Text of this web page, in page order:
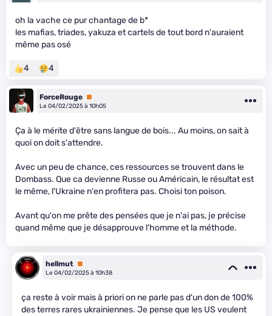
oh la vache ce pur chantage de b*
les mafias, triades, yakuza et cartels de tout bord n'auraient
même pas osé
4 4
ForceRouge Premium
Le 04/02/2025 à 10h05
Ça à le mérite d'être sans langue de bois... Au moins, on sait à
quoi on doit s'attendre.
Avec un peu de chance, ces ressources se trouvent dans le
Dombass. Que ca devienne Russe ou Américain, le résultat est
le même, l'Ukraine n'en profitera pas. Choisi ton poison.
Avant qu'on me prête des pensées que je n'ai pas, je précise
quand même que je désapprouve l'homme et la méthode.
hellmut Premium
Le 04/02/2025 à 10h38
ça reste à voir mais à priori on ne parle pas d'un don de 100%
des terres rares ukrainiennes. Je pense que les US veulent